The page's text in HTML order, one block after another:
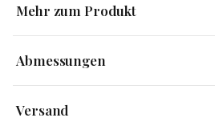
Mehr zum Produkt
Aufsehenerregend
Abmessungen
Versand